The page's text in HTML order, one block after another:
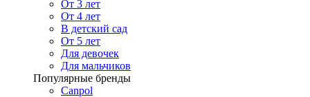
От 3 лет
От 4 лет
В детский сад
От 5 лет
Для девочек
Для мальчиков
Популярные бренды
Canpol